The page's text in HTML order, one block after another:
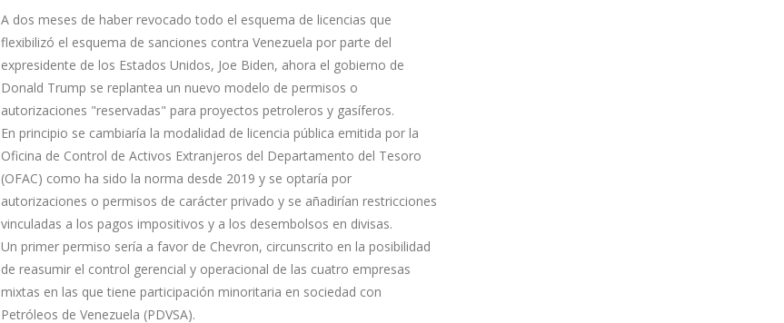
A dos meses de haber revocado todo el esquema de licencias que
flexibilizó el esquema de sanciones contra Venezuela por parte del
expresidente de los Estados Unidos, Joe Biden, ahora el gobierno de
Donald Trump se replantea un nuevo modelo de permisos o
autorizaciones "reservadas" para proyectos petroleros y gasíferos.
En principio se cambiaría la modalidad de licencia pública emitida por la
Oficina de Control de Activos Extranjeros del Departamento del Tesoro
(OFAC) como ha sido la norma desde 2019 y se optaría por
autorizaciones o permisos de carácter privado y se añadirían restricciones
vinculadas a los pagos impositivos y a los desembolsos en divisas.
Un primer permiso sería a favor de Chevron, circunscrito en la posibilidad
de reasumir el control gerencial y operacional de las cuatro empresas
mixtas en las que tiene participación minoritaria en sociedad con
Petróleos de Venezuela (PDVSA).